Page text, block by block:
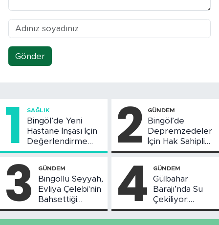
Gönder
1 SAĞLIK
Bingöl’de Yeni
Hastane İnşası İçin
Değerlendirme
Toplantısı Yapıldı
2 GÜNDEM
Bingöl’de
Depremzedeler
İçin Hak Sahipliği
Askı Süreci
3 GÜNDEM
Bingöllü Seyyah,
Evliya Çelebi'nin
Bahsettiği
Bingöl'deki O
Yeri Görüntüledi
4 GÜNDEM
Gülbahar
Barajı’nda Su
Çekiliyor:
Piknikçi Sayısı
Azaldı